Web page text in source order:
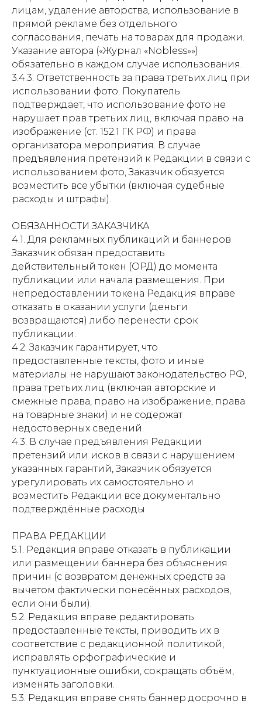
лицам, удаление авторства, использование в
прямой рекламе без отдельного
согласования, печать на товарах для продажи.
Указание автора («Журнал «Nobless»»)
обязательно в каждом случае использования.
3.4.3. Ответственность за права третьих лиц при
использовании фото. Покупатель
подтверждает, что использование фото не
нарушает прав третьих лиц, включая право на
изображение (ст. 152.1 ГК РФ) и права
организатора мероприятия. В случае
предъявления претензий к Редакции в связи с
использованием фото, Заказчик обязуется
возместить все убытки (включая судебные
расходы и штрафы).
ОБЯЗАННОСТИ ЗАКАЗЧИКА
4.1. Для рекламных публикаций и баннеров
Заказчик обязан предоставить
действительный токен (ОРД) до момента
публикации или начала размещения. При
непредоставлении токена Редакция вправе
отказать в оказании услуги (деньги
возвращаются) либо перенести срок
публикации.
4.2. Заказчик гарантирует, что
предоставленные тексты, фото и иные
материалы не нарушают законодательство РФ,
права третьих лиц (включая авторские и
смежные права, право на изображение, права
на товарные знаки) и не содержат
недостоверных сведений.
4.3. В случае предъявления Редакции
претензий или исков в связи с нарушением
указанных гарантий, Заказчик обязуется
урегулировать их самостоятельно и
возместить Редакции все документально
подтверждённые расходы.
ПРАВА РЕДАКЦИИ
5.1. Редакция вправе отказать в публикации
или размещении баннера без объяснения
причин (с возвратом денежных средств за
вычетом фактически понесённых расходов,
если они были).
5.2. Редакция вправе редактировать
предоставленные тексты, приводить их в
соответствие с редакционной политикой,
исправлять орфографические и
пунктуационные ошибки, сокращать объём,
изменять заголовки.
5.3. Редакция вправе снять баннер досрочно в
Свидетельство о
регистрации СМИ ЭЛ №
ФС77-84346 от 08.12.2022
ISSN 3033-9081
ВКонтакте
Youtube
RuTube
Главная
Телеграмм Дзен
Новости
Афиша
16+